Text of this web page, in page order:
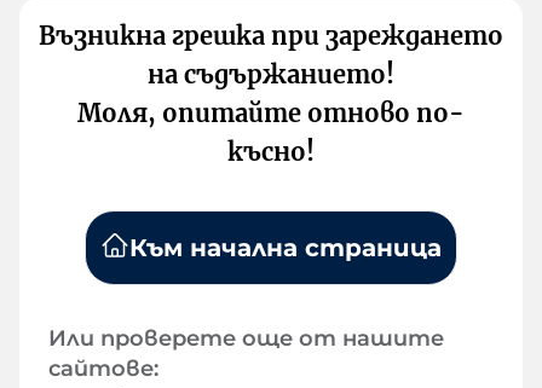
Възникна грешка при зареждането
на съдържанието!
Моля, опитайте отново по-
късно!
Към начална страница
Или проверете още от нашите
сайтове: